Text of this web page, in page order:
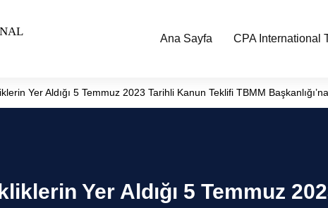
Ana Sayfa CPA International
Yer Aldığı 5 Temmuz 2023 Tarihli Kanun Teklifi TBMM
Yer Aldığı 5 Temmuz